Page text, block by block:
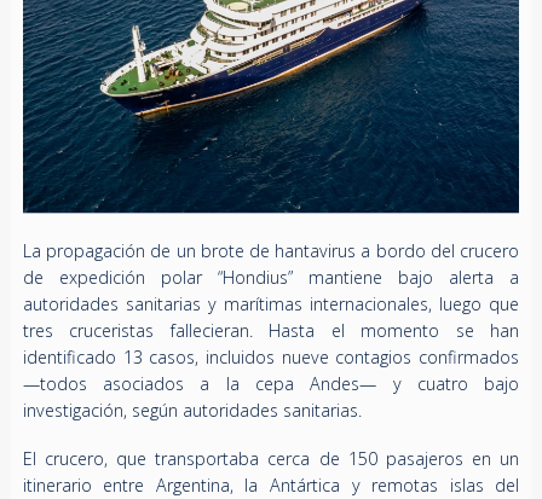
La propagación de un brote de hantavirus a bordo del crucero
de expedición polar “Hondius” mantiene bajo alerta a
autoridades sanitarias y marítimas internacionales, luego que
tres cruceristas fallecieran. Hasta el momento se han
identificado 13 casos, incluidos nueve contagios confirmados
—todos asociados a la cepa Andes— y cuatro bajo
investigación, según autoridades sanitarias.
El crucero, que transportaba cerca de 150 pasajeros en un
itinerario entre Argentina, la Antártica y remotas islas del